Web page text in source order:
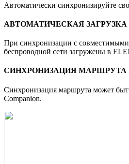
Автоматически синхронизируйте
АВТОМАТИЧЕСКАЯ
При синхронизации с
беспроводной сети загружены в
СИНХРОНИЗАЦИЯ МАРШРУТА
Синхронизация маршрута может
Companion.